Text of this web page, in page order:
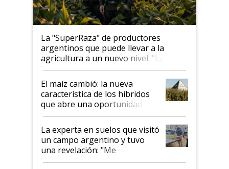
La "SuperRaza" de productores
argentinos que puede llevar a la
agricultura a un nuevo nivel: "Las
posibilidades de crecimiento son
infinitas"
El maíz cambió: la nueva
característica de los híbridos
que abre una oportunidad en
el lote
La experta en suelos que visitó
un campo argentino y tuvo
una revelación: "Me
impresionó mucho"